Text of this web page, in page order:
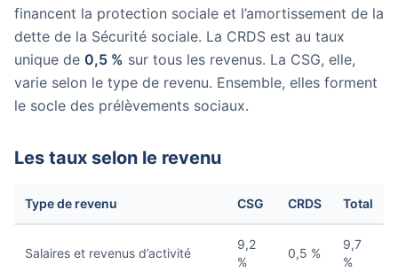
financent la protection sociale et l’amortissement de la
dette de la Sécurité sociale. La CRDS est au taux
unique de 0,5 % sur tous les revenus. La CSG, elle,
varie selon le type de revenu. Ensemble, elles forment
le socle des prélèvements sociaux.
Les taux selon le revenu
Type de revenu CSG CRDS Total
Salaires et revenus d’activité
9,2
%
0,5 %
9,7
%